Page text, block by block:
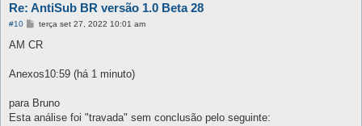
Re: AntiSub BR versão 1.0 Beta 28
#10
M
n
g
terça set 27, 2022 10:01 am
AM CR
Anexos10:59 (há 1 minuto)
para Bruno
Esta análise foi "travada" sem conclusão pelo seguinte: